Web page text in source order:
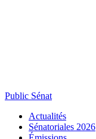
Public Sénat
Actualités
Sénatoriales 2026